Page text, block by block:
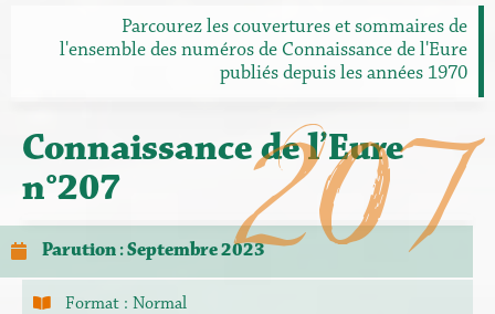
Parcourez les couvertures et sommaires de
l'ensemble des numéros de Connaissance de l'Eure
publiés depuis les années 1970
Connaissance de l’Eure
n°207
Parution : Septembre 2023207
Format : Normal